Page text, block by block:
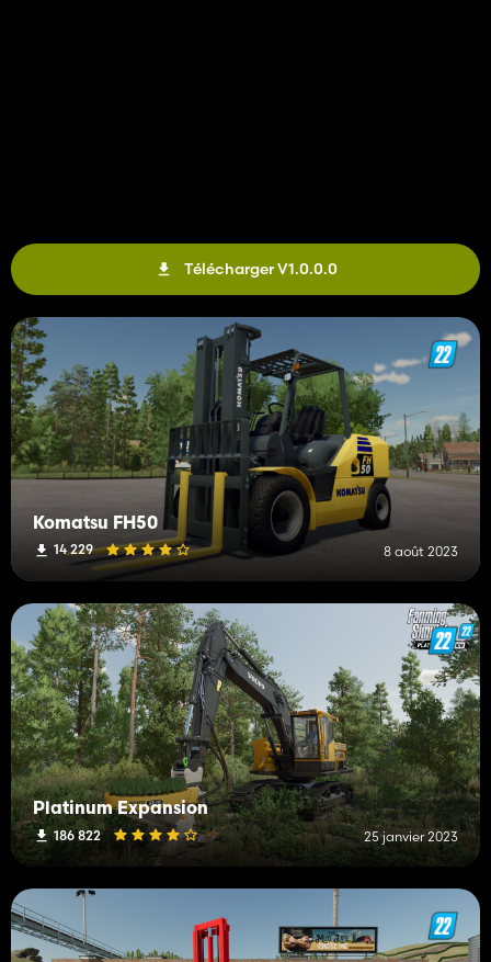
Télécharger V1.0.0.0
Komatsu FH50
14 229 8 août 2023
Platinum Expansion
186 822 25 janvier 2023